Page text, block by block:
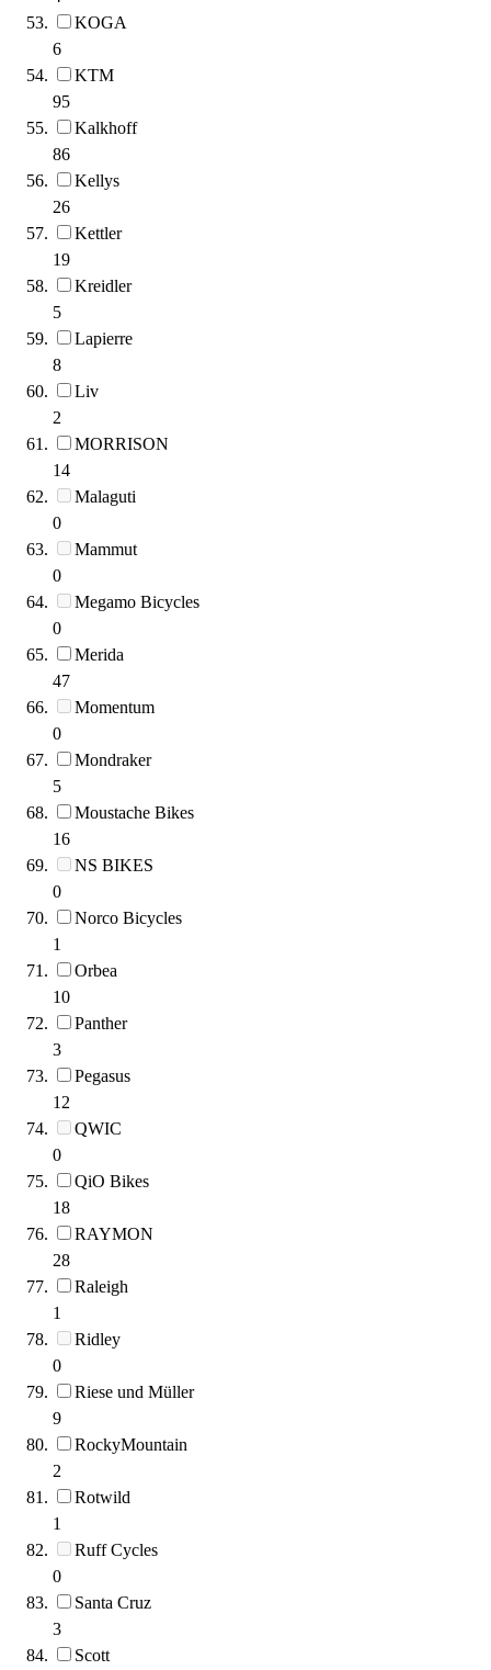
KOGA
6
KTM
95
Kalkhoff
86
Kellys
26
Kettler
19
Kreidler
5
Lapierre
8
Liv
2
MORRISON
14
Malaguti
0
Mammut
0
Megamo Bicycles
0
Merida
47
Momentum
0
Mondraker
5
Moustache Bikes
16
NS BIKES
0
Norco Bicycles
1
Orbea
10
Panther
3
Pegasus
12
QWIC
0
QiO Bikes
18
RAYMON
28
Raleigh
1
Ridley
0
Riese und Müller
9
RockyMountain
2
Rotwild
1
Ruff Cycles
0
Santa Cruz
3
Scott